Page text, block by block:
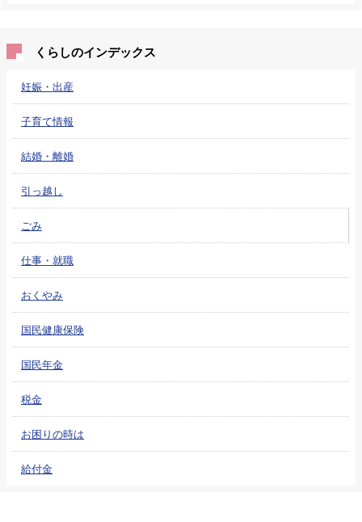
くらしのインデックス
妊娠・出産
子育て情報
結婚・離婚
引っ越し
ごみ
仕事・就職
おくやみ
国民健康保険
国民年金
税金
お困りの時は
給付金